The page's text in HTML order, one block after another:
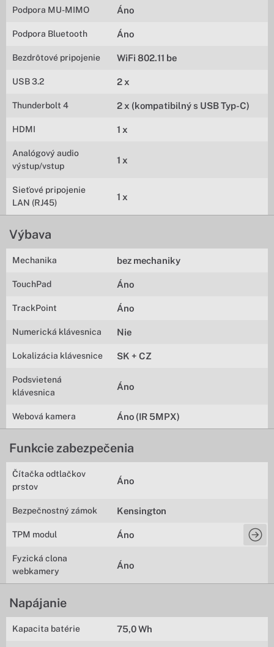
Podpora MU-MIMO Áno
Podpora Bluetooth Áno
Bezdrôtové pripojenie WiFi 802.11 be
USB 3.2 2 x
Thunderbolt 4 2 x (kompatibilný s USB Typ-C)
HDMI 1 x
Analógový audio
výstup/vstup
1 x
Sieťové pripojenie
LAN (RJ45)
1 x
Výbava
Mechanika bez mechaniky
TouchPad Áno
TrackPoint Áno
Numerická klávesnica Nie
Lokalizácia klávesnice SK + CZ
Podsvietená
klávesnica
Áno
Webová kamera Áno (IR 5MPX)
Funkcie zabezpečenia
Čítačka odtlačkov
prstov
Áno
Bezpečnostný zámok Kensington
TPM modul Áno
Fyzická clona
webkamery
Áno
Napájanie
Kapacita batérie 75,0 Wh